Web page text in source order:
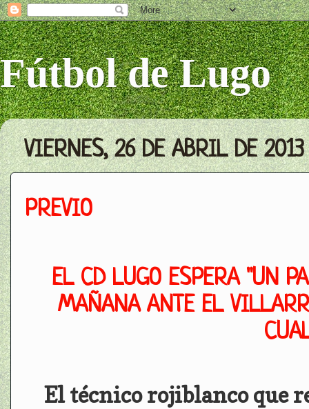
Fútbol de Lugo
VIERNES, 26 DE ABRIL DE 2013
PREVIO
EL CD LUGO ESPERA "UN
MAÑANA ANTE EL
El técnico rojiblanco que